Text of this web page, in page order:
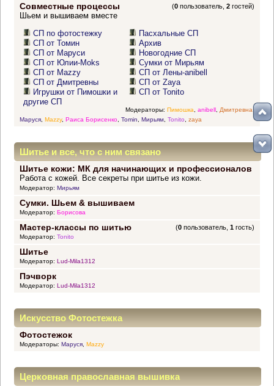
Совместные процессы (0 пользователь,2 гостей)
Шьем и вышиваем вместе
СП по фотостежку
СП от Томин
СП от Маруси
СП от Юлии-Moks
СП от Mazzy
СП от Дмитревны
Игрушки от Пимошки и
другие СП
Пасхальные СП
Архив
Новогодние СП
Сумки от Мирьям
СП от Лены-anibell
СП от Zaya
СП от Tonito
Модераторы: Пимошка anibell, Дмитревна ,
Маруся, Mazzy, Раиса Борисенко, Tomin Мирьям, Tonito zaya
Шитье и все, что с ним связано
Шитье кожи: МК для начинающих и профессионалов
Работа с кожей. Все секреты при шитье из кожи.
Модератор: Мирьям
Сумки. Шьем & вышиваем
Модератор: Борисова
Мастер-классы по шитью (0 пользователь,1 гость)
Модератор: Tonito
Шитье
Модератор: Lud-Mila1312
Пэчворк
Модератор: Lud-Mila1312
Искусство Фотостежка
Фотостежок
Модераторы: Маруся, Mazzy
Церковная православная вышивка